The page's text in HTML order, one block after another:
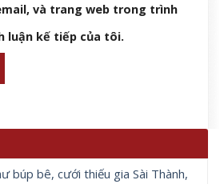
và trang web trong trình
luận kế tiếp của tôi.
búp bê, cưới thiếu gia Sài Thành,